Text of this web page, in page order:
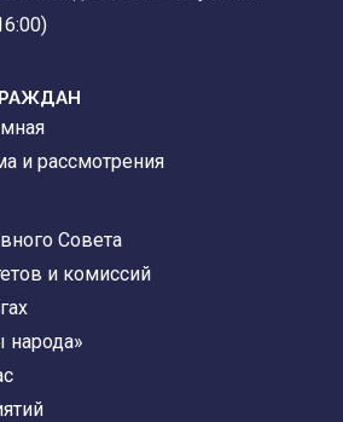
и рассмотрения
Совета
и комиссий
народа»